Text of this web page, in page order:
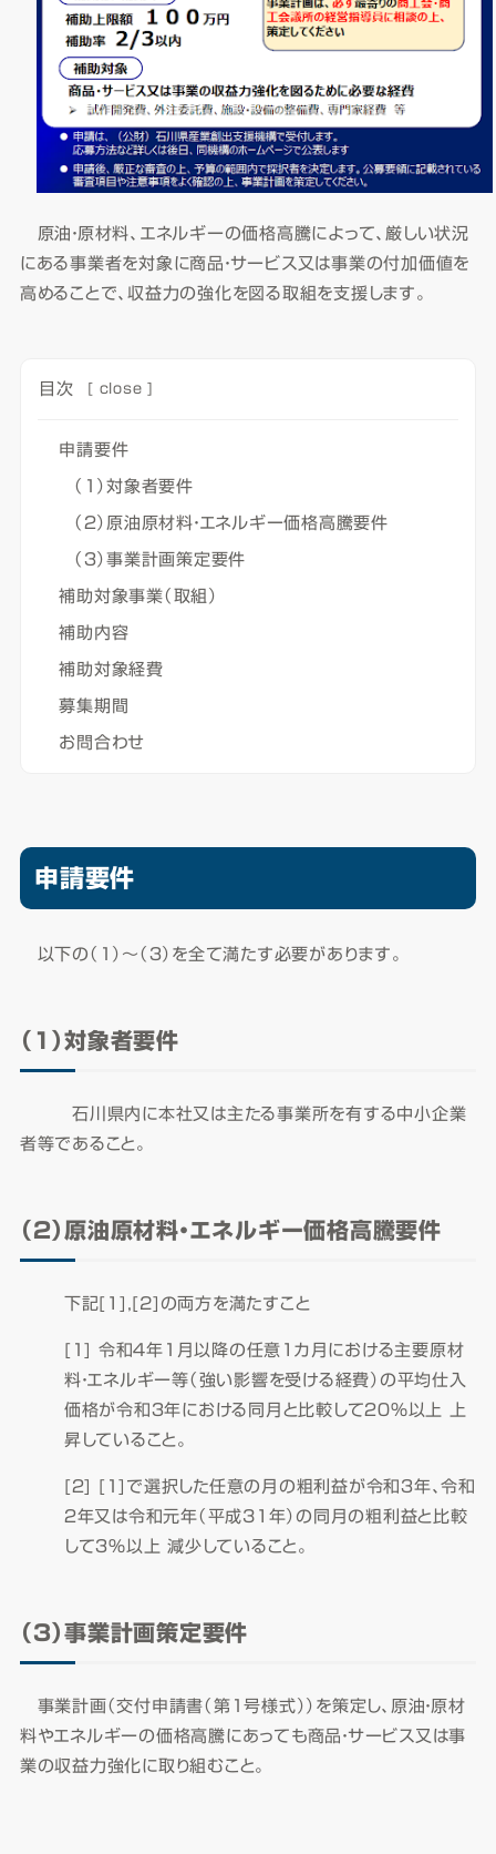
原油・原材料、エネルギーの価格高騰によって、厳しい状況
にある事業者を対象に商品・サービス又は事業の付加価値を
高めることで、収益力の強化を図る取組を支援します。
目次 [ close ]
申請要件​
（１）対象者要件
（２）原油原材料・エネルギー価格高騰要件
（３）事業計画策定要件
補助対象事業（取組）
補助内容
補助対象経費
募集期間
お問合わせ
申請要件​
以下の（１）～（３）を全て満たす必要があります。
（１）対象者要件
石川県内に本社又は主たる事業所を有する中小企業
者等であること。
（２）原油原材料・エネルギー価格高騰要件
下記[1],[2]の両方を満たすこと
[１] 令和４年１月以降の任意1カ月における主要原材
料・エネルギー等（強い影響を受ける経費）の平均仕入
価格が令和３年における同月と比較して２０％以上 上
昇していること。
[２] [１]で選択した任意の月の粗利益が令和３年、令和
２年又は令和元年（平成31年）の同月の粗利益と比較
して３％以上 減少していること。
（３）事業計画策定要件
事業計画（交付申請書（第１号様式））を策定し、原油・原材
料やエネルギーの価格高騰にあっても商品・サービス又は事
業の収益力強化に取り組むこと。